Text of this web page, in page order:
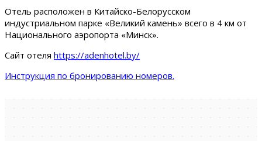
Отель расположен в Китайско-Белорусском
индустриальном парке «Великий камень» всего в 4 км от
Национального аэропорта «Минск».
Сайт отеля https://adenhotel.by/
Инструкция по бронированию номеров.